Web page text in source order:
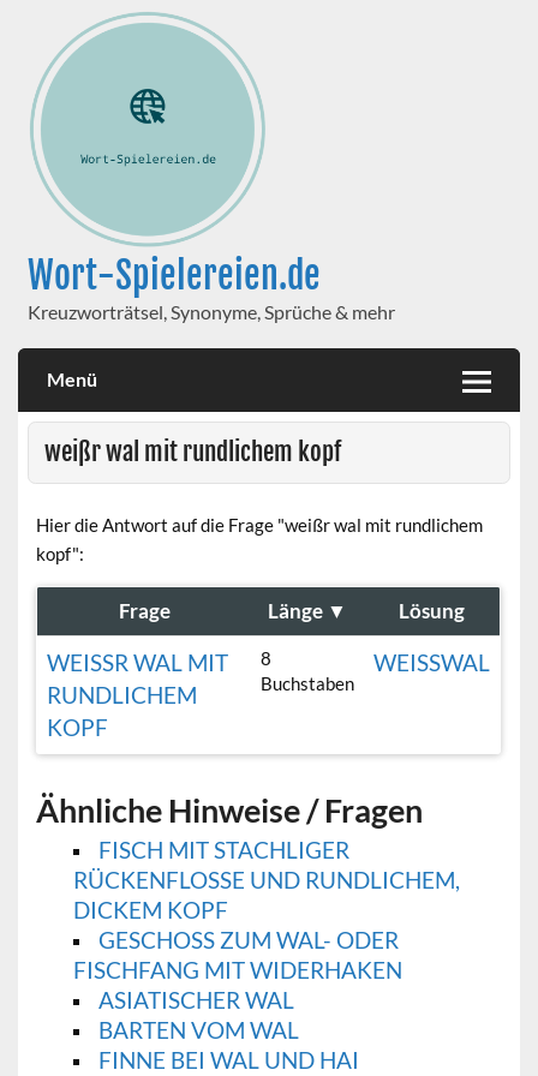
Wort-Spielereien.de
Kreuzworträtsel, Synonyme, Sprüche & mehr
Menü
weißr wal mit rundlichem kopf
Hier die Antwort auf die Frage "weißr wal mit rundlichem
kopf":
Frage Länge ▼ Lösung
WEISSR WAL MIT R
UNDLICHEM K
OPF
8
Buchstaben
WEISSWAL
Ähnliche Hinweise / Fragen
FISCH MIT STACHLIGER
RÜCKENFLOSSE UND RUNDLICHEM,
DICKEM KOPF
GESCHOSS ZUM WAL- ODER
FISCHFANG MIT WIDERHAKEN
ASIATISCHER WAL
BARTEN VOM WAL
FINNE BEI WAL UND HAI